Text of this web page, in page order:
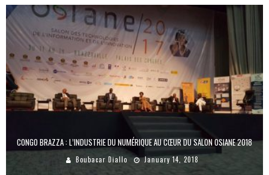
CONGO BRAZZA : L’INDUSTRIE DU NUMÉRIQUE AU CŒUR DU SALON OSIANE 2018
Boubacar Diallo January 14, 2018